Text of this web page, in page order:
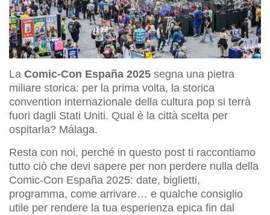
La Comic-Con España 2025 segna una pietra
miliare storica: per la prima volta, la storica
convention internazionale della cultura pop si terrà
fuori dagli Stati Uniti. Qual è la città scelta per
ospitarla? Málaga.
Resta con noi, perché in questo post ti raccontiamo
tutto ciò che devi sapere per non perdere nulla della
Comic-Con España 2025: date, biglietti,
programma, come arrivare… e qualche consiglio
utile per rendere la tua esperienza epica fin dal